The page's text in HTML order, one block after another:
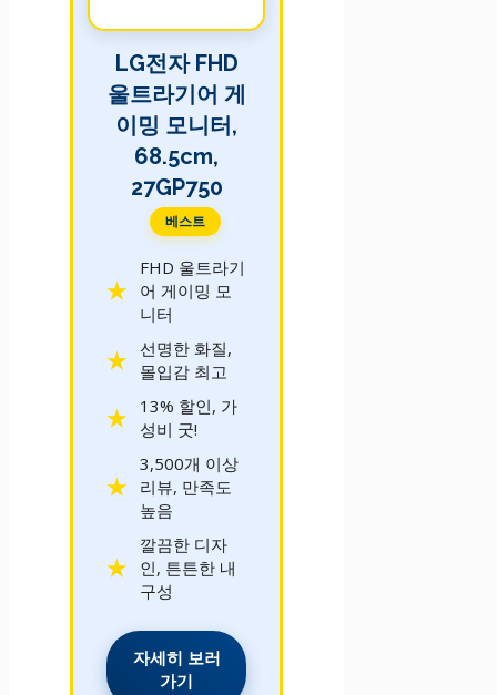
LG전자 FHD
울트라기어 게
이밍 모니터,
68.5cm,
27GP750
베스트
FHD 울트라기
어 게이밍 모
니터
선명한 화질,
몰입감 최고
13% 할인, 가
성비 굿!
3,500개 이상
리뷰, 만족도
높음
깔끔한 디자
인, 튼튼한 내
구성
자세히 보러
가기